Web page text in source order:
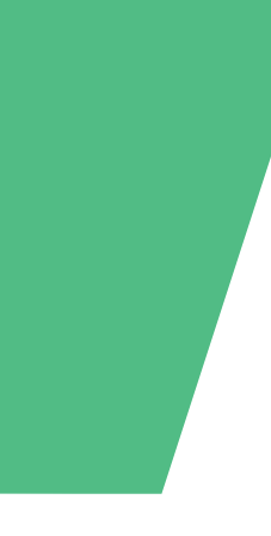
Individuelle
nach Bedarf mit Download-